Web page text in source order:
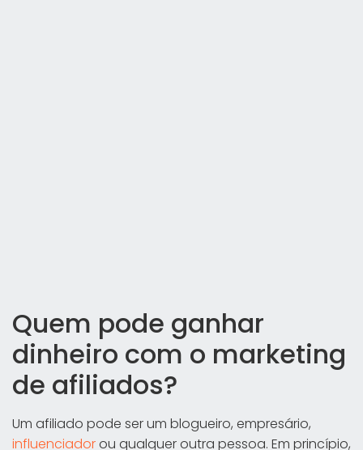
Quem pode ganhar
dinheiro com o marketing
de afiliados?
Um afiliado pode ser um blogueiro, empresário,
influenciadorou qualquer outra pessoa. Em princípio,